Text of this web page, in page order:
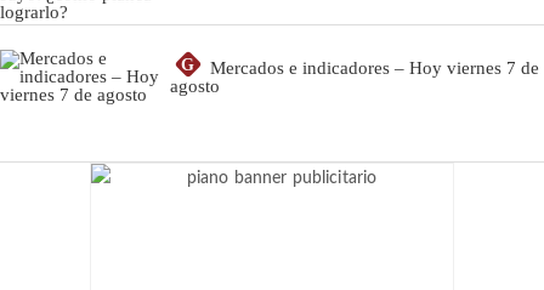
G
Mercados e indicadores – Hoy viernes 7 de
agosto